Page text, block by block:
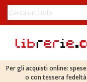
Per gli acquisti online:
o con tessera